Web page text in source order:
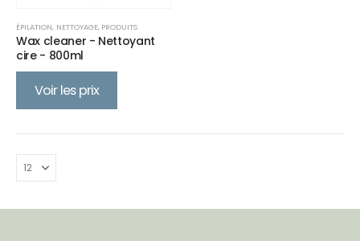
ÉPILATION, NETTOYAGE, PRODUITS
Wax cleaner - Nettoyant
cire - 800ml
Voir les prix